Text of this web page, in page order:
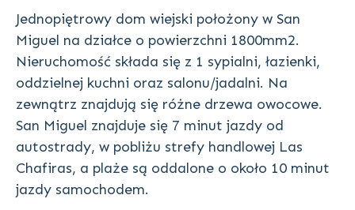
Jednopiętrowy dom wiejski położony w San
Miguel na działce o powierzchni 1800mm2.
Nieruchomość składa się z 1 sypialni, łazienki,
oddzielnej kuchni oraz salonu/jadalni. Na
zewnątrz znajdują się różne drzewa owocowe.
San Miguel znajduje się 7 minut jazdy od
autostrady, w pobliżu strefy handlowej Las
Chafiras, a plaże są oddalone o około 10 minut
jazdy samochodem.